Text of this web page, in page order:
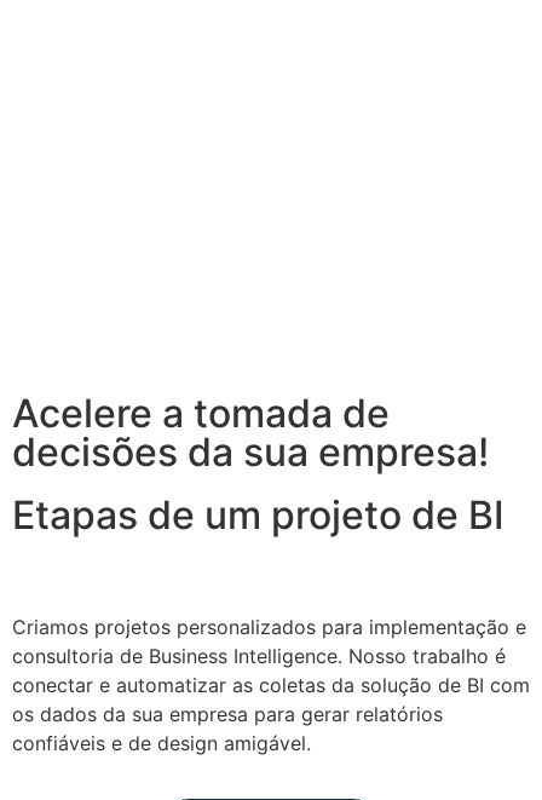
Acelere a tomada de
decisões da sua empresa!
Etapas de um projeto de BI
Criamos projetos personalizados para implementação e
consultoria de Business Intelligence. Nosso trabalho é
conectar e automatizar as coletas da solução de BI com
os dados da sua empresa para gerar relatórios
confiáveis e de design amigável.